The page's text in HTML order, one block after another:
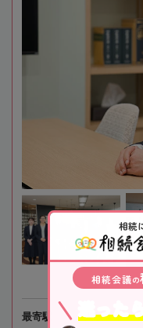
最寄駅 大阪メトロ
相続
相続会議の